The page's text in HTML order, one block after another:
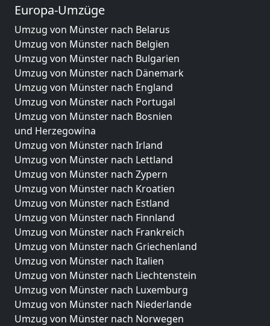
Europa-Umzüge
Umzug von Münster nach Belarus
Umzug von Münster nach Belgien
Umzug von Münster nach Bulgarien
Umzug von Münster nach Dänemark
Umzug von Münster nach England
Umzug von Münster nach Portugal
Umzug von Münster nach Bosnien
und Herzegowina
Umzug von Münster nach Irland
Umzug von Münster nach Lettland
Umzug von Münster nach Zypern
Umzug von Münster nach Kroatien
Umzug von Münster nach Estland
Umzug von Münster nach Finnland
Umzug von Münster nach Frankreich
Umzug von Münster nach Griechenland
Umzug von Münster nach Italien
Umzug von Münster nach Liechtenstein
Umzug von Münster nach Luxemburg
Umzug von Münster nach Niederlande
Umzug von Münster nach Norwegen